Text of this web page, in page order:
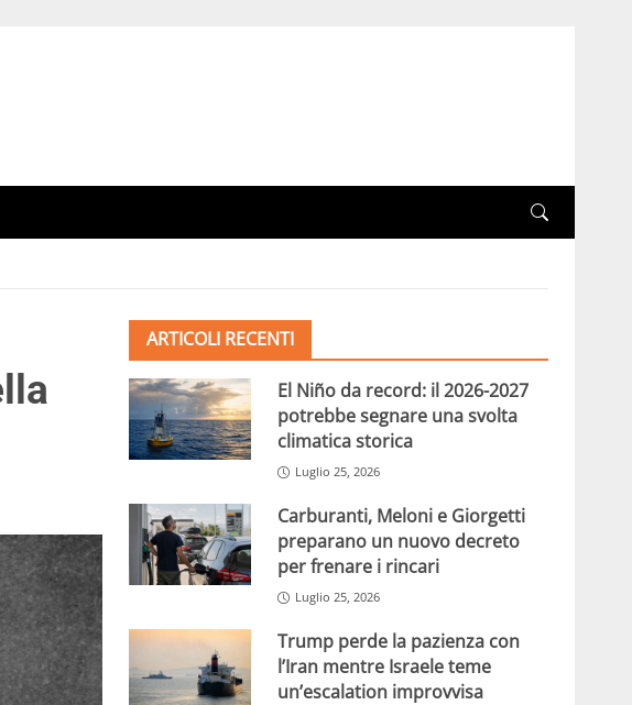
ARTICOLI RECENTI
El Niño da record: il 2026-2027
potrebbe segnare una svolta
climatica storica
Luglio 25, 2026
Carburanti, Meloni e Giorgetti
preparano un nuovo decreto
per frenare i rincari
Luglio 25, 2026
Trump perde la pazienza con
l’Iran mentre Israele teme
un’escalation improvvisa